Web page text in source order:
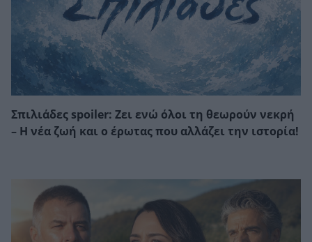
Σπιλιάδες spoiler: Ζει ενώ όλοι τη θεωρούν νεκρή
– Η νέα ζωή και ο έρωτας που αλλάζει την ιστορία!